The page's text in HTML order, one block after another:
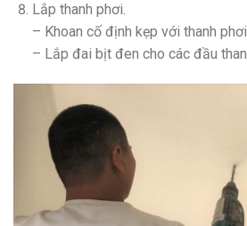
Lắp thanh phơi.
– Khoan cố định kẹp với thanh
– Lắp đai bịt đen cho các đầu